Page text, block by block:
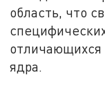
область, что
отличающихся
ядра.